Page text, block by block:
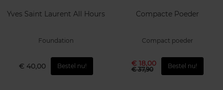
Yves Saint Laurent All Hours
Foundation
€ 40,00 Bestel nu!
Compacte Poeder
Compact poeder
€ 18,00
€ 37,90 Bestel nu!